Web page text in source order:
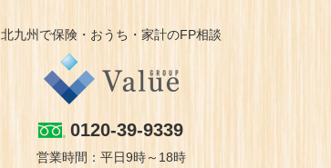
北九州で保険・おうち・家計のFP相談
0120-39-9339
営業時間：平日9時～18時